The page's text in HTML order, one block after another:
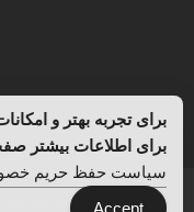
طراحی شده
برای تجربه بهتر و
برای اطلاعات بیشتر
سیاست حفظ حریم
Accept